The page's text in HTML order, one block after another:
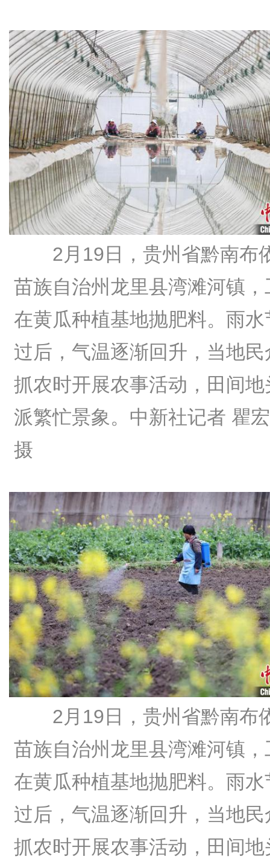
2月19日，贵州省黔南布
苗族自治州龙里县湾滩河镇，
在黄瓜种植基地抛肥料。雨水
过后，气温逐渐回升，当地民
抓农时开展农事活动，田间地
派繁忙景象。中新社记者 瞿
摄
2月19日，贵州省黔南布
苗族自治州龙里县湾滩河镇，
在黄瓜种植基地抛肥料。雨水
过后，气温逐渐回升，当地民
抓农时开展农事活动，田间地